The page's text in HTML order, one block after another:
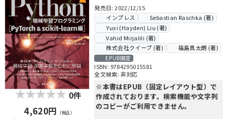
0件
4,620円 （税込）
発売日: 2022/12/15
インプレス
Sebastian Raschka (著)
Yuxi (Hayden) Liu (著)
Vahid Mirjalili (著)
株式会社クイープ (著)
福島真太朗 (著)
EPUB固定
ISBN: 9784295015581
全文検索: 非対応
※本書はEPUB（固定レイアウト型）で
作成されております。検索機能や文字列
のコピーがご利用できません。